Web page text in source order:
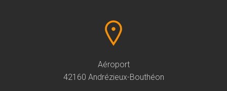
Aéroport
42160 Andrézieux-Bouthéon